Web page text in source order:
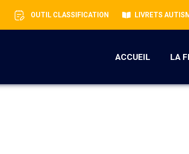
OUTIL CLASSIFICATION LIVRETS
ACCUEIL LA